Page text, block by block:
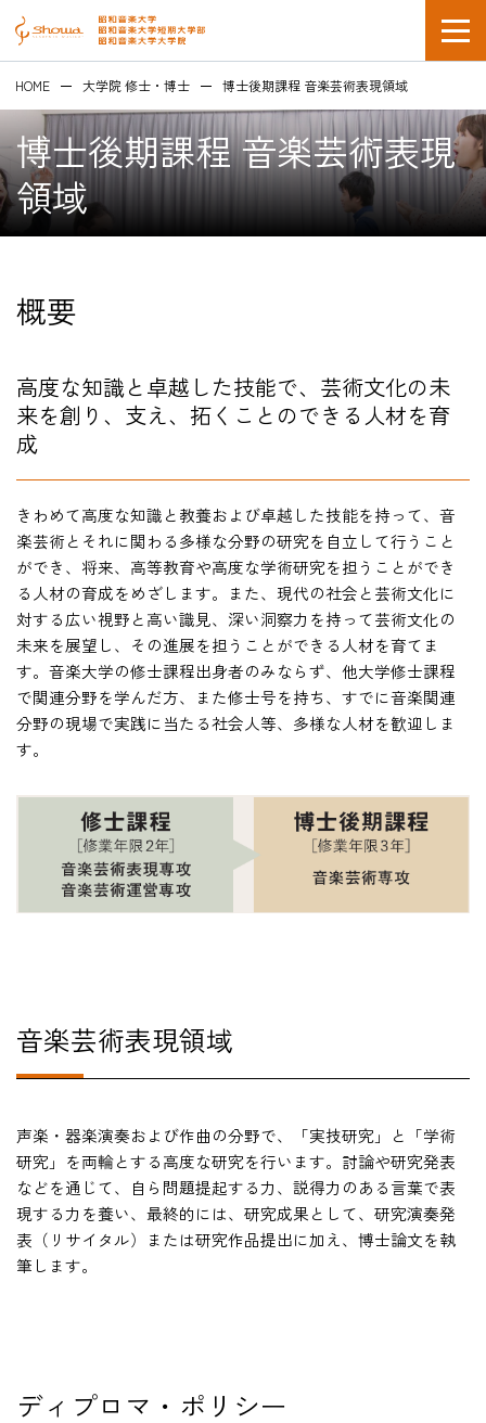
HOME
入試・受験生向け
大学・短大
学科・コース
演奏会・公演・講座
キャリア・就職
在学生の方
卒業生の方
教職員の方
ニュース
個人情報保護方針
HOME 大学院 修士・博士 博士後期課程 音楽芸術表現領域
博士後期課程 音楽芸術表現
領域
概要
高度な知識と卓越した技能で、芸術文化の未
来を創り、支え、拓くことのできる人材を育
成
きわめて高度な知識と教養および卓越した技能を持って、音
楽芸術とそれに関わる多様な分野の研究を自立して行うこと
ができ、将来、高等教育や高度な学術研究を担うことができ
る人材の育成をめざします。また、現代の社会と芸術文化に
対する広い視野と高い識見、深い洞察力を持って芸術文化の
未来を展望し、その進展を担うことができる人材を育てま
す。音楽大学の修士課程出身者のみならず、他大学修士課程
で関連分野を学んだ方、また修士号を持ち、すでに音楽関連
分野の現場で実践に当たる社会人等、多様な人材を歓迎しま
す。
音楽芸術表現領域
声楽・器楽演奏および作曲の分野で、「実技研究」と「学術
研究」を両輪とする高度な研究を行います。討論や研究発表
などを通じて、自ら問題提起する力、説得力のある言葉で表
現する力を養い、最終的には、研究成果として、研究演奏発
表（リサイタル）または研究作品提出に加え、博士論文を執
筆します。
ディプロマ・ポリシー